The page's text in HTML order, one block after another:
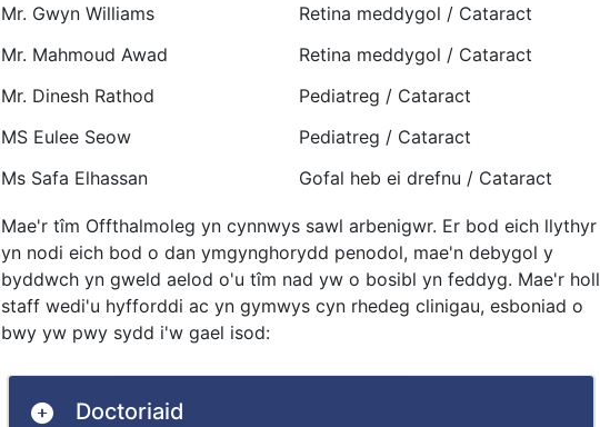
Mr. Gwyn Williams
Retina meddygol / Cataract
Mr. Mahmoud Awad
Retina meddygol / Cataract
Mr. Dinesh Rathod
Pediatreg / Cataract
MS Eulee Seow
Pediatreg / Cataract
Ms Safa Elhassan
Gofal heb ei drefnu / Cataract
Mae'r tîm Offthalmoleg yn cynnwys sawl arbenigwr. Er bod eich llythyr
yn nodi eich bod o dan ymgynghorydd penodol, mae'n debygol y
byddwch yn gweld aelod o'u tîm nad yw o bosibl yn feddyg. Mae'r holl
staff wedi'u hyfforddi ac yn gymwys cyn rhedeg clinigau, esboniad o
bwy yw pwy sydd i'w gael isod:
Doctoriaid